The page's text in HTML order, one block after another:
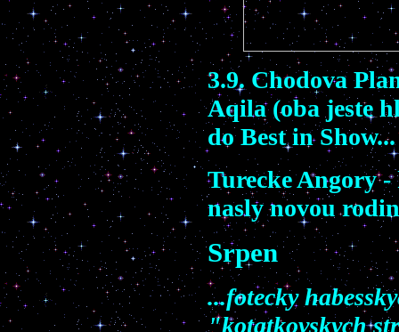
3.9. Chodova
Aqila (oba jeste
do Best in Show...
Turecke Angory
nasly novou
Srpen
...fotecky
"kotatkovskych